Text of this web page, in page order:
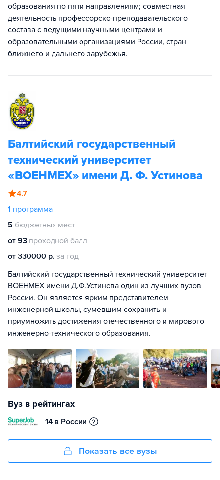
образования по пяти направлениям; совместная
деятельность профессорско-преподавательского
состава с ведущими научными центрами и
образовательными организациями России, стран
ближнего и дальнего зарубежья.
Балтийский государственный
технический университет
«ВОЕНМЕХ» имени Д. Ф. Устинова
4.7
1 программа
5 бюджетных мест
от 93 проходной балл
от 330000 р. за год
Балтийский государственный технический университет
ВОЕНМЕХ имени Д.Ф.Устинова один из лучших вузов
России. Он является ярким представителем
инженерной школы, сумевшим сохранить и
приумножить достижения отечественного и мирового
инженерно-технического образования.
Вуз в рейтингах
14 в России
Показать все вузы